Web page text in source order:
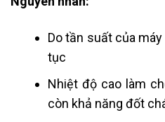
Do tần suất của
tục
Nhiệt độ cao làm
còn khả năng đốt